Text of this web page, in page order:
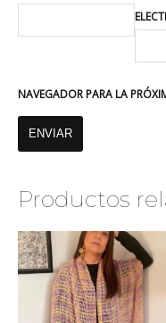
NAVEGADOR PARA LA
Productos